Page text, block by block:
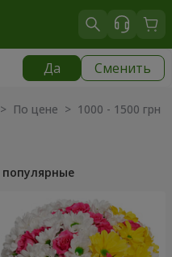
Да Сменить
> По цене > 1000 - 1500 грн
популярные